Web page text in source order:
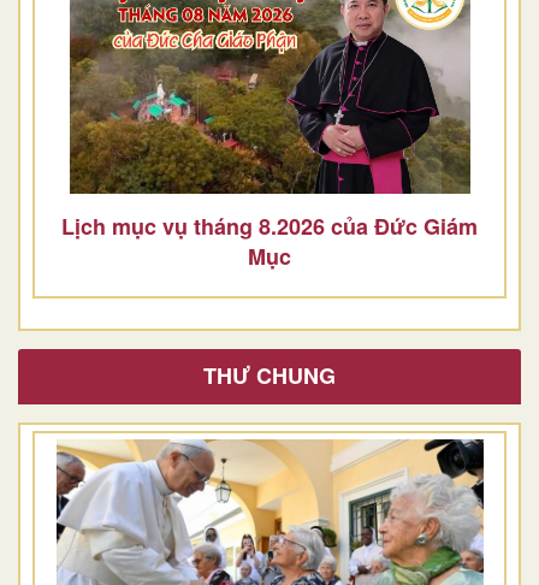
Lịch mục vụ tháng 8.2026 của Đức Giám
Mục
THƯ CHUNG